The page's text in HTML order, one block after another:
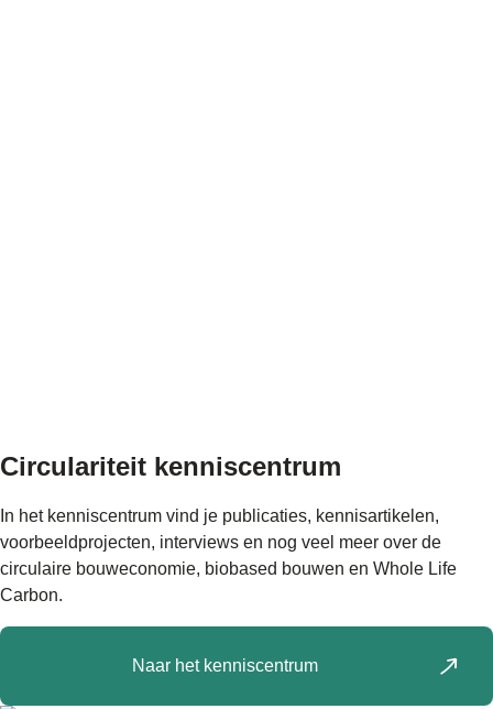
Circulariteit kenniscentrum
In het kenniscentrum vind je publicaties, kennisartikelen,
voorbeeldprojecten, interviews en nog veel meer over de
circulaire bouweconomie, biobased bouwen en Whole Life
Carbon.
Naar het kenniscentrum